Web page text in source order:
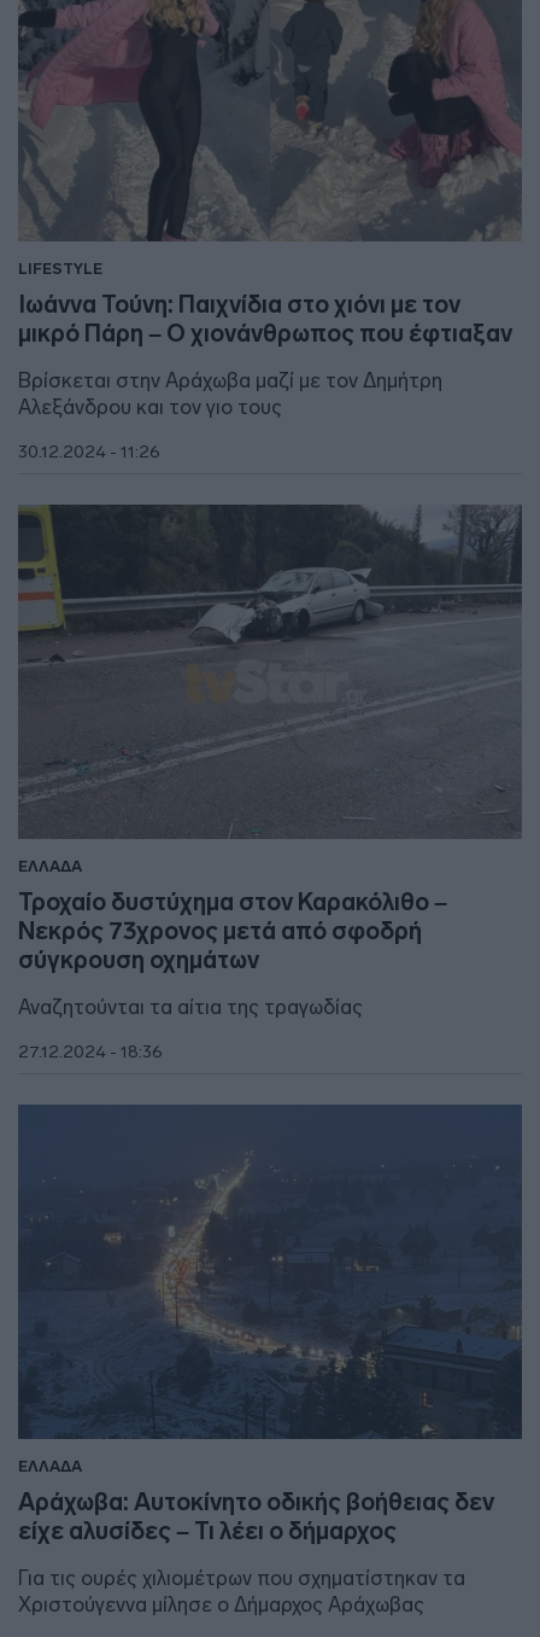
LIFESTYLE
Ιωάννα Τούνη: Παιχνίδια στο χιόνι με τον
μικρό Πάρη – Ο χιονάνθρωπος που έφτιαξαν
Βρίσκεται στην Αράχωβα μαζί με τον Δημήτρη
Αλεξάνδρου και τον γιο τους
30.12.2024 - 11:26
ΕΛΛΑΔΑ
Τροχαίο δυστύχημα στον Καρακόλιθο –
Νεκρός 73χρονος μετά από σφοδρή
σύγκρουση οχημάτων
Αναζητούνται τα αίτια της τραγωδίας
27.12.2024 - 18:36
ΕΛΛΑΔΑ
Αράχωβα: Αυτοκίνητο οδικής βοήθειας δεν
είχε αλυσίδες – Τι λέει ο δήμαρχος
Για τις ουρές χιλιομέτρων που σχηματίστηκαν τα
Χριστούγεννα μίλησε ο Δήμαρχος Αράχωβας